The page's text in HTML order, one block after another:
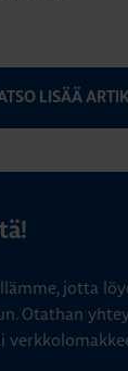
LISÄÄ
jotta
Otathan